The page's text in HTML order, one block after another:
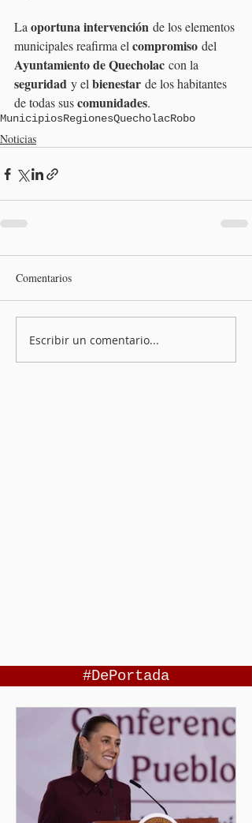
La oportuna intervención de los elementos
municipales reafirma el compromiso del
Ayuntamiento de Quecholac con la
seguridad y el bienestar de los habitantes
de todas sus comunidades.
MunicipiosRegionesQuecholacRobo
Noticias
Comentarios
Escribir un comentario...
#DePortada